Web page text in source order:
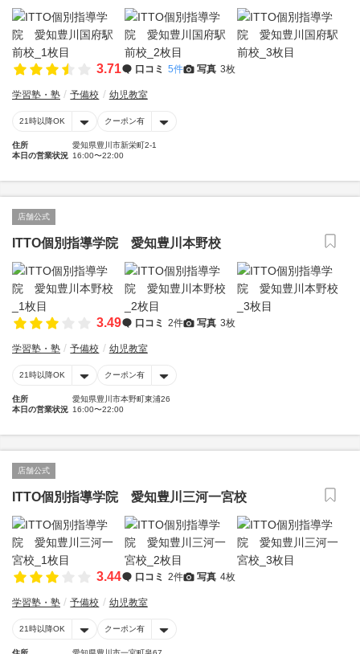
3.71 口コミ 5件 写真 3枚
学習塾・塾 予備校 幼児教室
21時以降OK クーポン有
住所
愛知県豊川市新栄町2-1
本日の営業状況 16:00〜22:00
店舗公式
ITTO個別指導学院 愛知豊川本野校
3.49 口コミ 2件 写真 3枚
学習塾・塾 予備校 幼児教室
21時以降OK クーポン有
住所
愛知県豊川市本野町東浦26
本日の営業状況 16:00〜22:00
店舗公式
ITTO個別指導学院 愛知豊川三河一宮校
3.44 口コミ 2件 写真 4枚
学習塾・塾 予備校 幼児教室
21時以降OK クーポン有